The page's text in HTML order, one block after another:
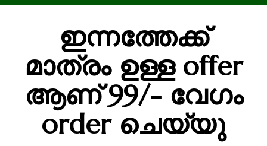
ഇന്നത്തേക്ക്
മാത്രം ഉള്ള offer
ആണ് 99/- വേഗം
order ചെയ്യു